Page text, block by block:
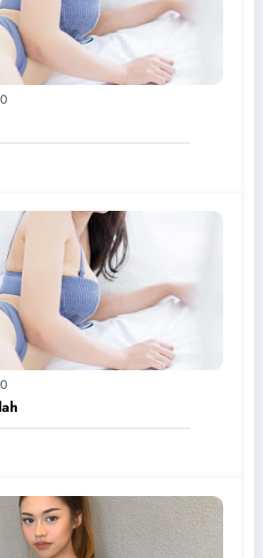
0
0